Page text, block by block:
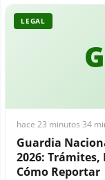
G
LEGAL
hace 23 minutos·34
Guardia
2026: Trámites,
Cómo Reportar